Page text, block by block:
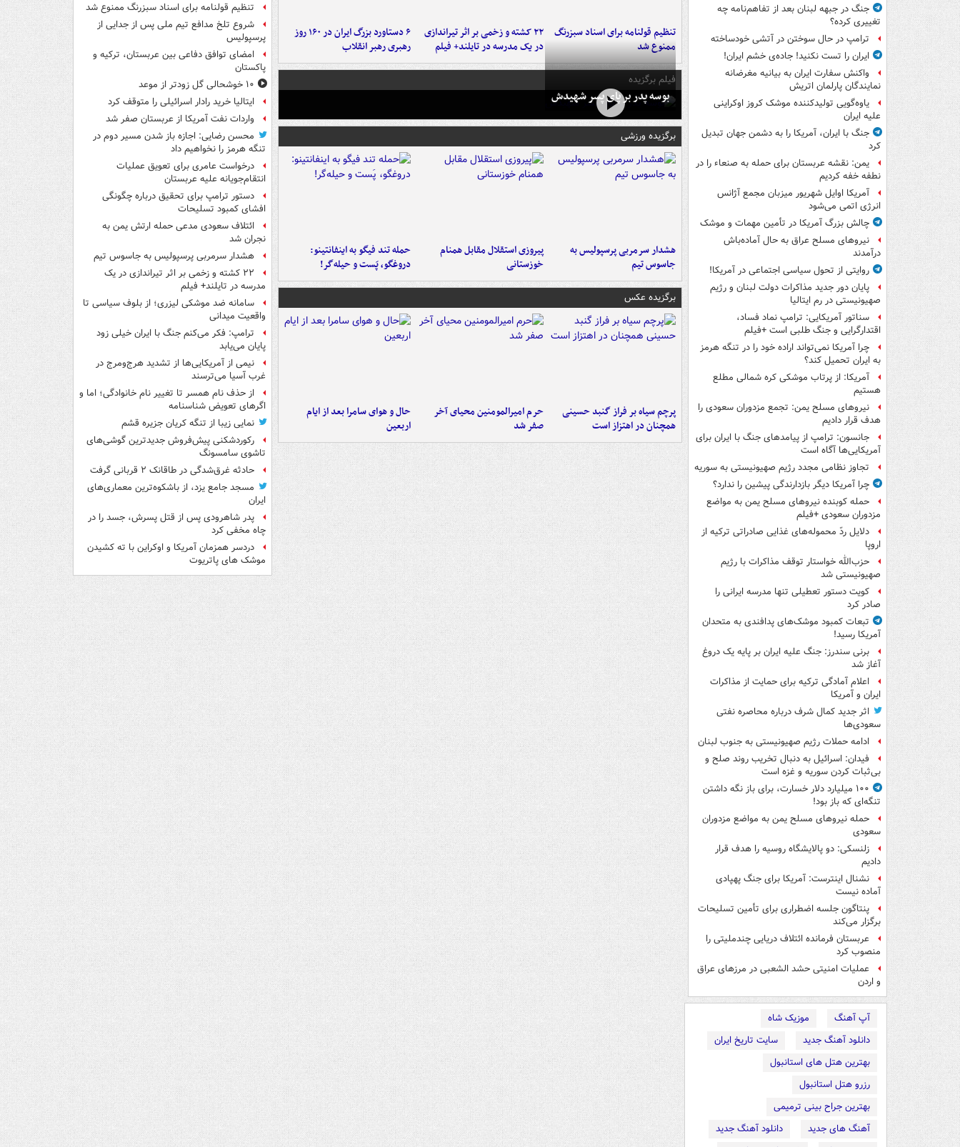
جنگ در جبهه لبنان بعد از تفاهم‌نامه چه
تغییری کرده؟
ترامپ در حال سوختن در آتشی خودساخته
ایران را تست نکنید! جاده‌ی خشم ایران!
واکنش سفارت ایران به بیانیه مغرضانه
نمایندگان پارلمان اتریش
یاوه‌گویی تولیدکننده موشک کروز اوکراینی
علیه ایران
جنگ با ایران، آمریکا را به دشمن جهان تبدیل
کرد
یمن: نقشه عربستان برای حمله به صنعاء را در
نطفه خفه کردیم
آمریکا اوایل شهریور میزبان مجمع آژانس
انرژی اتمی می‌شود
چالش بزرگ آمریکا در تأمین مهمات و موشک
نیروهای مسلح عراق به حال آماده‌باش
درآمدند
روایتی از تحول سیاسی اجتماعی در آمریکا!
پایان دور جدید مذاکرات دولت لبنان و رژیم
صهیونیستی در رم ایتالیا
سناتور آمریکایی: ترامپ نماد فساد،
اقتدارگرایی و جنگ طلبی است +فیلم
چرا آمریکا نمی‌تواند اراده خود را در تنگه هرمز
به ایران تحمیل کند؟
آمریکا: از پرتاب موشکی کره شمالی مطلع
هستیم
نیروهای مسلح یمن: تجمع مزدوران سعودی را
هدف قرار دادیم
جانسون: ترامپ از پیامدهای جنگ با ایران برای
آمریکایی‌ها آگاه است
تجاوز نظامی مجدد رژیم صهیونیستی به سوریه
چرا آمریکا دیگر بازدارندگی پیشین را ندارد؟
حمله کوبنده نیروهای مسلح یمن به مواضع
مزدوران سعودی +فیلم
دلایل ردّ محموله‌های غذایی صادراتی ترکیه از
اروپا
حزب‌الله خواستار توقف مذاکرات با رژیم
صهیونیستی شد
کویت دستور تعطیلی تنها مدرسه ایرانی را
صادر کرد
تبعات کمبود موشک‌های پدافندی به متحدان
آمریکا رسید!
برنی سندرز: جنگ علیه ایران بر پایه یک دروغ
آغاز شد
اعلام آمادگی ترکیه برای حمایت از مذاکرات
ایران و آمریکا
اثر جدید کمال شرف درباره محاصره نفتی
سعودی‌ها
ادامه حملات رژیم صهیونیستی به جنوب لبنان
فیدان: اسرائیل به دنبال تخریب روند صلح و
بی‌ثبات کردن سوریه و غزه است
۱۰۰ میلیارد دلار خسارت، برای باز نگه داشتن
تنگه‌ای که باز بود!
حمله نیروهای مسلح یمن به مواضع مزدوران
سعودی
زلنسکی: دو پالایشگاه روسیه را هدف قرار
دادیم
نشنال اینترست: آمریکا برای جنگ پهپادی
آماده نیست
پنتاگون جلسه اضطراری برای تأمین تسلیحات
برگزار می‌کند
عربستان فرمانده ائتلاف دریایی چندملیتی را
منصوب کرد
عملیات امنیتی حشد الشعبی در مرزهای عراق
و اردن
آپ آهنگ
موزیک شاه
دانلود آهنگ جدید
سایت تاریخ ایران
بهترین هتل های استانبول
رزرو هتل استانبول
بهترین جراح بینی ترمیمی
آهنگ های جدید
دانلود آهنگ جدید
تنظیم قولنامه برای اسناد سبزرنگ
ممنوع شد
۲۲ کشته و زخمی بر اثر تیراندازی
در یک مدرسه در تایلند+ فیلم
۶ دستاورد بزرگ ایران در ۱۶۰ روز
رهبری رهبر انقلاب
فیلم برگزیده
بوسه‌ پدر بر پای پسر شهیدش
برگزیده ورزشی
هشدار سرمربی پرسپولیس به
جاسوس تیم
پیروزی استقلال مقابل همنام
خوزستانی
حمله تند فیگو به اینفانتینو:
دروغگو، پَست‌ و حیله‌گر!
برگزیده عکس
پرچم سیاه بر فراز گنبد حسینی
همچنان در اهتزاز است
حرم امیرالمومنین محیای آخر
صفر شد
حال و هوای سامرا بعد از ایام
اربعین
تنظیم قولنامه برای اسناد سبزرنگ ممنوع شد
شروع تلخ مدافع تیم ملی پس از جدایی از
پرسپولیس
امضای توافق دفاعی بین عربستان، ترکیه و
پاکستان
۱۰ خوشحالی گل زودتر از موعد
ایتالیا خرید رادار اسرائیلی را متوقف کرد
واردات نفت آمریکا از عربستان صفر شد
محسن رضایی: اجازه باز شدن مسیر دوم در
تنگه هرمز را نخواهیم داد
درخواست عامری برای تعویق عملیات
انتقام‌جویانه علیه عربستان
دستور ترامپ برای تحقیق درباره چگونگی
افشای کمبود تسلیحات
ائتلاف سعودی مدعی حمله ارتش یمن به
نجران شد
هشدار سرمربی پرسپولیس به جاسوس تیم
۲۲ کشته و زخمی بر اثر تیراندازی در یک
مدرسه در تایلند+ فیلم
سامانه ضد موشکی لیزری؛ از بلوف سیاسی تا
واقعیت میدانی
ترامپ: فکر می‌کنم جنگ با ایران خیلی زود
پایان می‌یابد
نیمی از آمریکایی‌ها از تشدید هرج‌ومرج در
غرب آسیا می‌ترسند
از حذف نام همسر تا تغییر نام خانوادگی؛ اما و
اگرهای تعویض شناسنامه
نمایی زیبا از تنگه کریان جزیره قشم
رکوردشکنی پیش‌فروش جدیدترین گوشی‌های
تاشوی سامسونگ
حادثه غرق‌شدگی در طاقانک ۲ قربانی گرفت
مسجد جامع یزد، از باشکوه‌ترین معماری‌های
ایران
پدر شاهرودی پس از قتل پسرش، جسد را در
چاه مخفی کرد
دردسر همزمان آمریکا و اوکراین با ته کشیدن
موشک های پاتریوت